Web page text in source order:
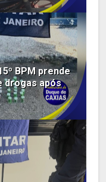
BPM prende
drogas após